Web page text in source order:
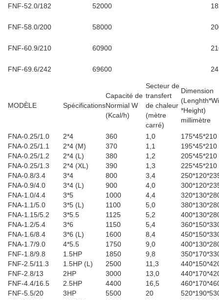
FNF-52.0/182 52000
FNF-58.0/200 58000
FNF-60.9/210 60900
FNF-69.6/242 69600
MODÈLE Spécifications
Capacité de
Normial W
(Kcal/h)
Secteur de
transfert
de chaleur
(mètre
carré)
Dimension
*Height)
millimètre
FNA-0.25/1.0 2*4 360 1,0
175*45*210
FNA-0.25/1.1
2*4 (M) 370 1,1
195*45*210
FNA-0.25/1.2
2*4 (L) 380 1,2
205*45*210
FNA-0.25/1.3
2*4 (XL) 390 1,3
225*45*210
FNA-0.8/3.4
3*4 800 3,4
FNA-0.9/4.0
3*4 (L) 900 4,0
FNA-1.0/4.4
3*5 1000 4,4
FNA-1.1/5.0
3*5 (L) 1100 5,0
FNA-1.15/5.2
3*5.5 1125 5,2
FNA-1.2/5.4
3*6 1150 5,4
FNA-1.6/8.4
3*6 (L) 1600 8,4
FNA-1.7/9.0
4*5.5 1750 9,0
FNF-1.8/9.8
1.5HP 1850 9,8
FNF-2.5/11.3
1.5HP (L) 2500 11,3
FNF-2.8/13
2HP 3000 13,0
FNF-4.4/16.5
2.5HP 4400 16,5
FNF-5.5/20
3HP 5500 20